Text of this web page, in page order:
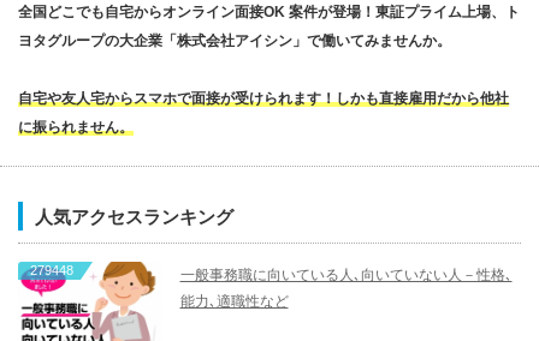
全国どこでも自宅からオンライン面接OK 案件が登場！東証プライム上場、ト
ヨタグループの大企業「株式会社アイシン」で働いてみませんか。
自宅や友人宅からスマホで面接が受けられます！しかも直接雇用だから他社
に振られません。
人気アクセスランキング
279448
一般事務職に向いている人､向いていない人－性格､
能力､適職性など